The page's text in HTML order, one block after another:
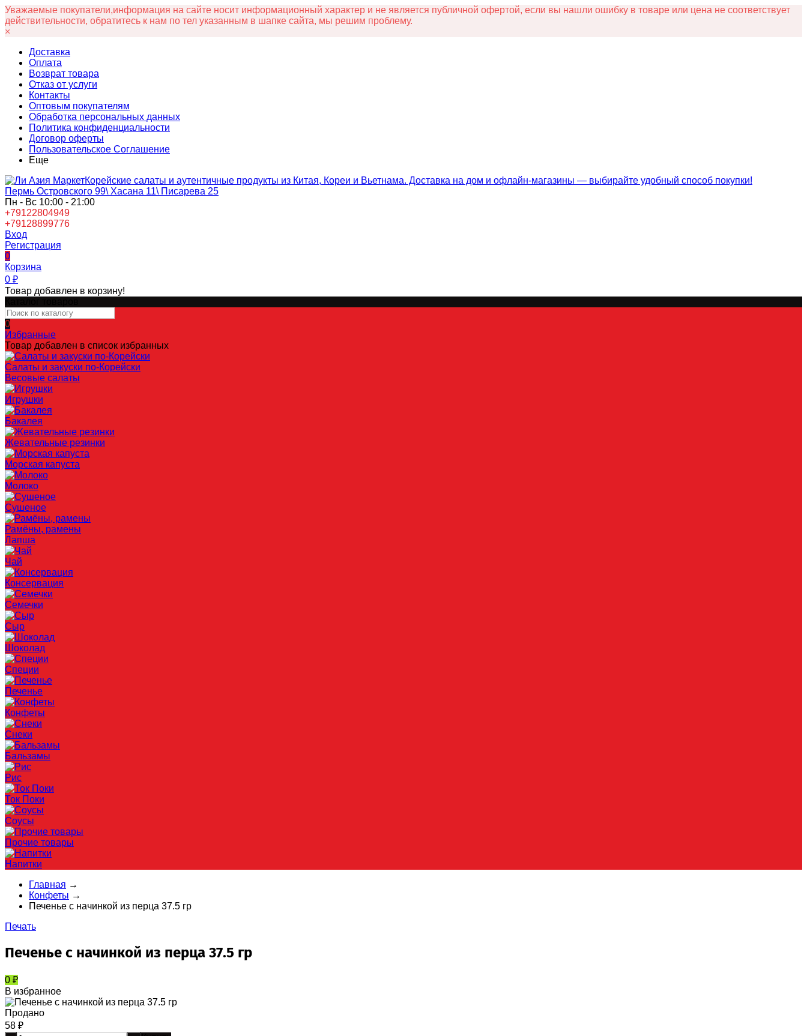
Уважаемые покупатели,информация на сайте носит информационный характер и не является публичной офертой, если вы нашли ошибку в товаре или цена не соответствует
действительности, обратитесь к нам по тел указанным в шапке сайта, мы решим проблему.
×
Доставка
Оплата
Возврат товара
Отказ от услуги
Контакты
Оптовым покупателям
Обработка персональных данных
Политика конфиденциальности
Договор оферты
Пользовательское Соглашение
Еще
Корейские салаты и аутентичные продукты из Китая, Кореи и Вьетнама. Доставка на дом и офлайн‑магазины — выбирайте удобный способ покупки!
Пермь Островского 99\ Хасана 11\ Писарева 25
Пн - Вс 10:00 - 21:00
+79122804949
+79128899776
Вход
Регистрация
0
Корзина
0 ₽
Товар добавлен в корзину!
0
Избранные
Товар добавлен в список избранных
Салаты и закуски по-Корейски
Весовые салаты
Игрушки
Бакалея
Жевательные резинки
Морская капуста
Молоко
Сушеное
Рамёны, рамены
Лапша
Чай
Консервация
Семечки
Сыр
Шоколад
Специи
Печенье
Конфеты
Снеки
Бальзамы
Рис
Ток Поки
Соусы
Прочие товары
Напитки
Главная →
Конфеты →
Печенье с начинкой из перца 37.5 гр
Печать
Печенье с начинкой из перца 37.5 гр
0 ₽
В избранное
Продано
58 ₽